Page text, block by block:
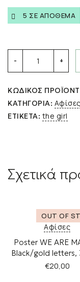
5 ΣΕ ΑΠΟΘΕΜΑ
THE
GIRL
quantity
- +
ΚΩΔΙΚΌΣ
ΚΑΤΗΓΟΡΊΑ: Αφίσες
ΕΤΙΚΈΤΑ: the girl
Σχετικά
Αφίσες
Poster WE ARE
Black/gold letters,
€20,00